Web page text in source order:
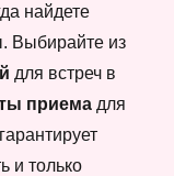
найдете
Выбирайте из
для встреч в
приема для
и только